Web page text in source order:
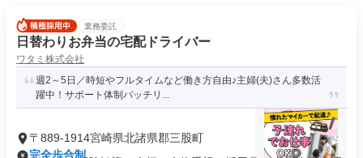
業務委託
日替わりお弁当の宅配ドライバー
ワタミ株式会社
週2～5日／時短やフルタイムなど働き方自由♪主婦(夫)さん多数活
躍中！サポート体制バッチリ...
〒889-1914宮崎県北諸県郡三股町
完全歩合制